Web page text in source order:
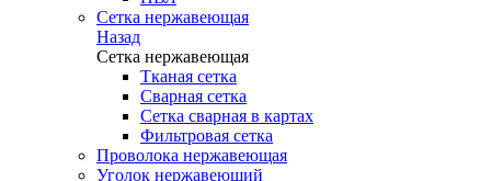
Сетка нержавеющая
Назад
Сетка нержавеющая
Тканая сетка
Сварная сетка
Сетка сварная в картах
Фильтровая сетка
Проволока нержавеющая
Уголок нержавеющий